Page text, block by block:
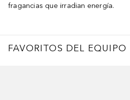
fragancias que irradian energía.
FAVORITOS DEL